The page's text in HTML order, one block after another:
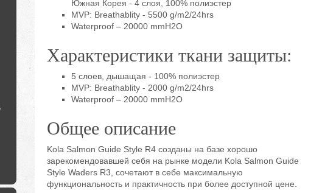
Южная Корея - 4 слоя, 100% полиэстер
MVP: Breathablity - 5500 g/m2/24hrs
Waterproof – 20000 mmH2O
Характеристики ткани защиты:
5 слоев, дышащая - 100% полиэстер
MVP: Breathablity - 2000 g/m2/24hrs
Waterproof – 20000 mmH2O
Общее описание
Kola Salmon Guide Style R4 созданы на базе хорошо
зарекомендовавшей себя на рынке модели Kola Salmon Guide
Style Waders R3, сочетают в себе максимальную
функциональность и практичность при более доступной цене.